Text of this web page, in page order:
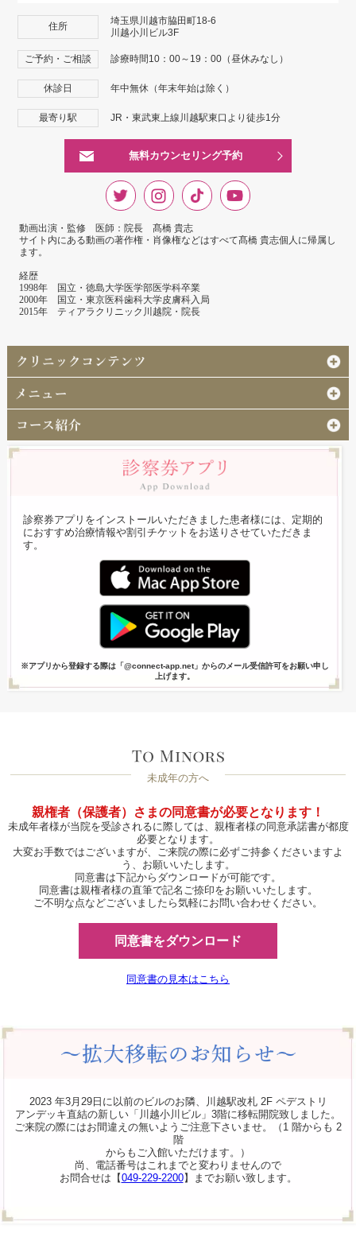
住所
埼玉県川越市脇田町18-6
川越小川ビル3F
ご予約・ご相談 診療時間10：00～19：00（昼休みなし）
休診日 年中無休（年末年始は除く）
最寄り駅 JR・東武東上線川越駅東口より徒歩1分
無料カウンセリング予約
動画出演・監修 医師：院長 髙橋 貴志
サイト内にある動画の著作権・肖像権などはすべて髙橋 貴志個人に帰属し
ます。
経歴
1998年 国立・徳島大学医学部医学科卒業
2000年 国立・東京医科歯科大学皮膚科入局
2015年 ティアラクリニック川越院・院長
診察券アプリをインストールいただきました患者様には、定期的
におすすめ治療情報や割引チケットをお送りさせていただきま
す。
※アプリから登録する際は「@connect-app.net」からのメール受信許可をお願い申し
上げます。
未成年の方へ
親権者（保護者）さまの同意書が必要となります！
未成年者様が当院を受診されるに際しては、親権者様の同意承諾書が都度
必要となります。
大変お手数ではございますが、ご来院の際に必ずご持参くださいますよ
う、お願いいたします。
同意書は下記からダウンロードが可能です。
同意書は親権者様の直筆で記名ご捺印をお願いいたします。
ご不明な点などございましたら気軽にお問い合わせください。
同意書をダウンロード
同意書の見本はこちら
2023 年3月29日に以前のビルのお隣、川越駅改札 2F ペデストリ
アンデッキ直結の新しい「川越小川ビル」3階に移転開院致しました。
ご来院の際にはお間違えの無いようご注意下さいませ。（1 階からも 2
階
からもご入館いただけます。）
尚、電話番号はこれまでと変わりませんので
お問合せは【049-229-2200】までお願い致します。